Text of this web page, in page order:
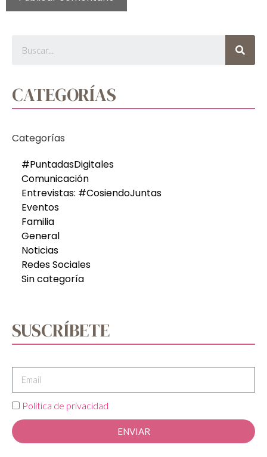
CATEGORÍAS
Categorías
#PuntadasDigitales
Comunicación
Entrevistas: #CosiendoJuntas
Eventos
Familia
General
Noticias
Redes Sociales
Sin categoría
SUSCRÍBETE
Política de privacidad
ENVIAR